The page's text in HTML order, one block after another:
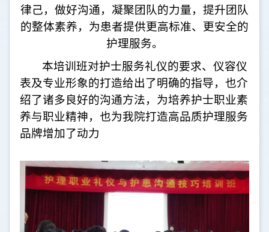
律己，做好沟通，凝聚团队的力量，提升团队
的整体素养，为患者提供更高标准、更安全的
护理服务。
本培训班对护士服务礼仪的要求、仪容仪
表及专业形象的打造给出了明确的指导，也介
绍了诸多良好的沟通方法，为培养护士职业素
养与职业精神，也为我院打造高品质护理服务
品牌增加了动力